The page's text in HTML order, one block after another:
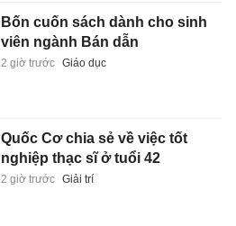
Bốn cuốn sách dành cho sinh
viên ngành Bán dẫn
2 giờ trước Giáo dục
Quốc Cơ chia sẻ về việc tốt
nghiệp thạc sĩ ở tuổi 42
2 giờ trước Giải trí